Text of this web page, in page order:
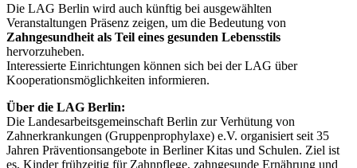
Die LAG Berlin wird auch künftig bei ausgewählten
Veranstaltungen Präsenz zeigen, um die Bedeutung von
Zahngesundheit als Teil eines gesunden Lebensstils
hervorzuheben.
Interessierte Einrichtungen können sich bei der LAG über
Kooperationsmöglichkeiten informieren.
Über die LAG Berlin:
Die Landesarbeitsgemeinschaft Berlin zur Verhütung von
Zahnerkrankungen (Gruppenprophylaxe) e.V. organisiert seit 35
Jahren Präventionsangebote in Berliner Kitas und Schulen. Ziel ist
es, Kinder frühzeitig für Zahnpflege, zahngesunde Ernährung und